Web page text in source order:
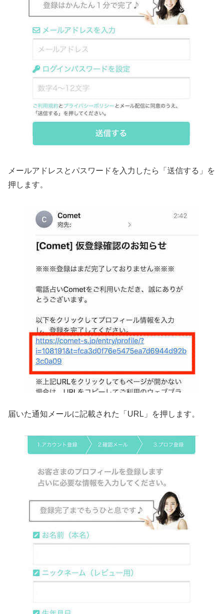
メールアドレスとパスワードを入力したら「送信する」を
押します。
届いた通知メールに記載された「URL」を押します。